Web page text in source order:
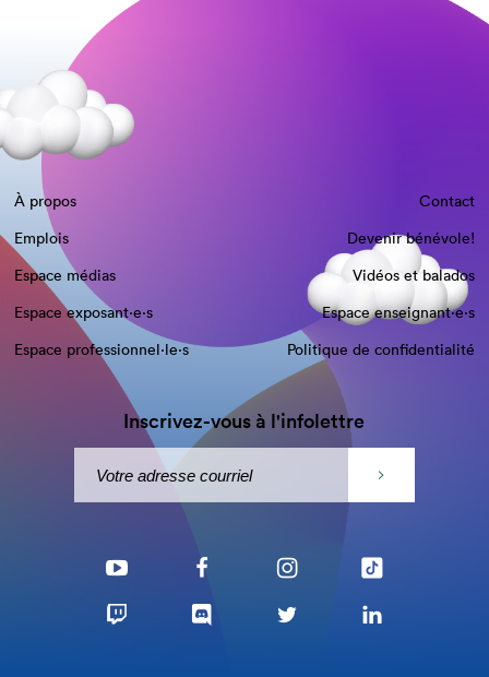
À propos
Contact
Emplois
Devenir bénévole!
Espace médias
Vidéos et balados
Espace exposant·e⋅s
Espace enseignant·e⋅s
Espace professionnel·le⋅s
Politique de confidentialité
Inscrivez-vous à l'infolettre